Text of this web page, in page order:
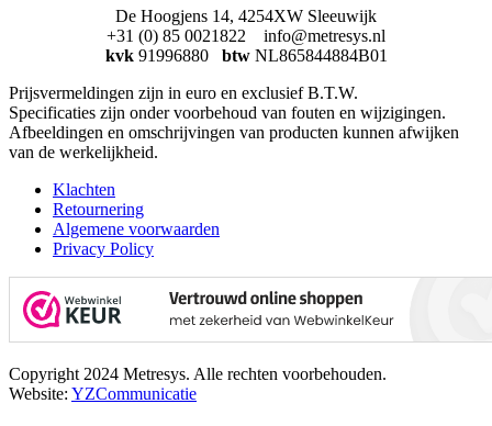
De Hoogjens 14, 4254XW Sleeuwijk
+31 (0) 85 0021822 info@metresys.nl
kvk 91996880 btw NL865844884B01
Prijsvermeldingen zijn in euro en exclusief B.T.W.
Specificaties zijn onder voorbehoud van fouten en wijzigingen.
Afbeeldingen en omschrijvingen van producten kunnen afwijken
van de werkelijkheid.
Klachten
Retournering
Algemene voorwaarden
Privacy Policy
Copyright 2024 Metresys. Alle rechten voorbehouden.
Website: YZCommunicatie